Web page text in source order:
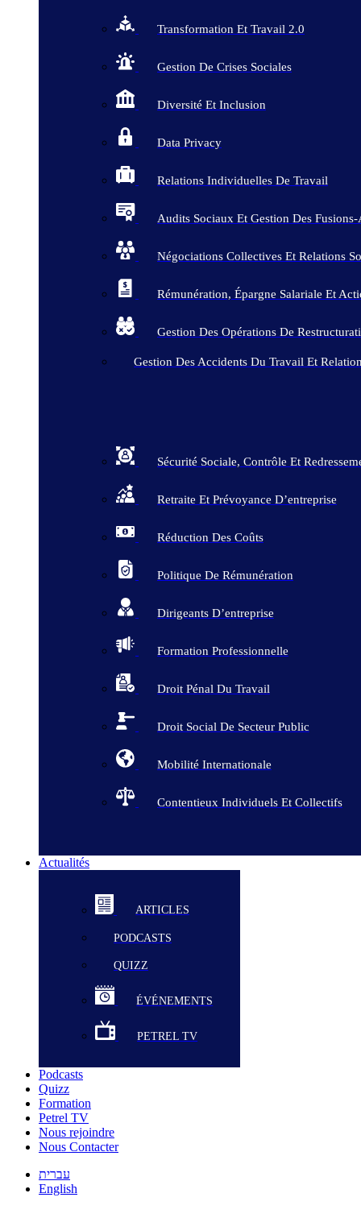
Transformation Et Travail 2.0
Gestion De Crises Sociales
Diversité Et Inclusion
Data Privacy
Relations Individuelles De Travail
Audits Sociaux Et Gestion Des
Négociations Collectives Et Relations
Rémunération, Épargne Salariale Et
Gestion Des Opérations De
Gestion Des Accidents Du Travail Et
Sécurité Sociale, Contrôle Et
Retraite Et Prévoyance D’entreprise
Réduction Des Coûts
Politique De Rémunération
Dirigeants D’entreprise
Formation Professionnelle
Droit Pénal Du Travail
Droit Social De Secteur Public
Mobilité Internationale
Contentieux Individuels Et Collectifs
Actualités
ARTICLES
PODCASTS
QUIZZ
ÉVÉNEMENTS
PETREL TV
Podcasts
Quizz
Formation
Petrel TV
Nous rejoindre
Nous Contacter
עברית
English